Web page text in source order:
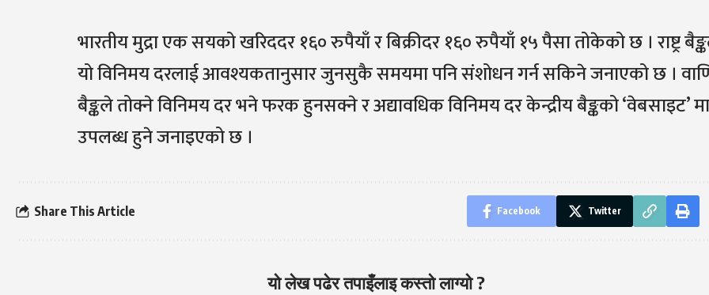
भारतीय मुद्रा एक सयको खरिददर १६० रुपैयाँ र बिक्रीदर १६० रुपैयाँ १५ पैसा तोकेको छ । राष्ट्र
यो विनिमय दरलाई आवश्यकतानुसार जुनसुकै समयमा पनि संशोधन गर्न सकिने जनाएको छ ।
बैङ्कले तोक्ने विनिमय दर भने फरक हुनसक्ने र अद्यावधिक विनिमय दर केन्द्रीय बैङ्कको ‘वेबसाइट’ मा
उपलब्ध हुने जनाइएको छ ।
Share This Article Facebook Twitter
यो लेख पढेर तपाइँलाइ कस्तो लाग्यो ?